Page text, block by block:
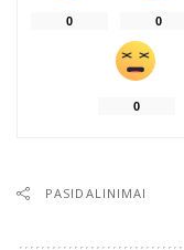
0 0
0
PASIDALINIMAI